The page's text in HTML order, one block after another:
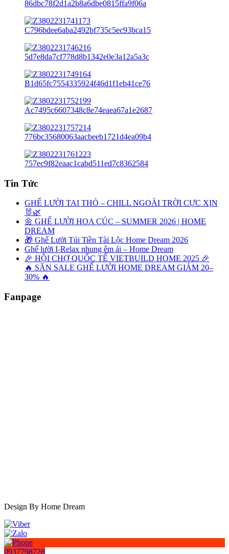
Tin Tức
GHẾ LƯỜI TAI THỎ – CHILL NGOÀI TRỜI CỰC XỊN
🐰🌿
🌼 GHẾ LƯỜI HOA CÚC – SUMMER 2026 | HOME
DREAM
🎁 Ghế Lười Túi Tiền Tài Lộc Home Dream 2026
Ghế lười I-Relax nhung êm ái – Home Dream
🎉 HỘI CHỢ QUỐC TẾ VIETBUILD HOME 2025 🎉
🔥 SĂN SALE GHẾ LƯỜI HOME DREAM GIẢM 20–
30% 🔥
Fanpage
Design By Home Dream
0937798728